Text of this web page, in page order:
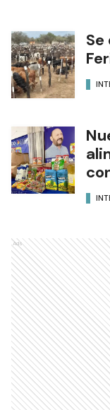
Ads